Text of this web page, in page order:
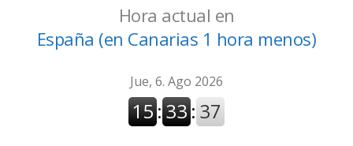
Hora actual en
España (en Canarias 1 hora menos)